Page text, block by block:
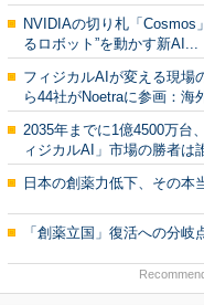
NVIDIAの切り札「
るロボット”を動かす新AI...
フィジカルAIが変える現
ら44社がNoetraに参画：海
2035年までに1億4500万台
ィジカルAI」市場の勝者は
日本の創薬力低下、その本
「創薬立国」復活への分岐